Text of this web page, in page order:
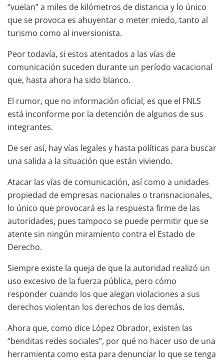
“vuelan” a miles de kilómetros de distancia y lo único
que se provoca es ahuyentar o meter miedo, tanto al
turismo como al inversionista.
Peor todavía, si estos atentados a las vías de
comunicación suceden durante un período vacacional
que, hasta ahora ha sido blanco.
El rumor, que no información oficial, es que el FNLS
está inconforme por la detención de algunos de sus
integrantes.
De ser así, hay vías legales y hasta políticas para buscar
una salida a la situación que están viviendo.
Atacar las vías de comunicación, así como a unidades
propiedad de empresas nacionales o transnacionales,
lo único que provocará es la respuesta firme de las
autoridades, pues tampoco se puede permitir que se
atente sin ningún miramiento contra el Estado de
Derecho.
Siempre existe la queja de que la autoridad realizó un
uso excesivo de la fuerza pública, pero cómo
responder cuando los que alegan violaciones a sus
derechos violentan los derechos de los demás.
Ahora que, como dice López Obrador, existen las
“benditas redes sociales”, por qué no hacer uso de una
herramienta como esta para denunciar lo que se tenga